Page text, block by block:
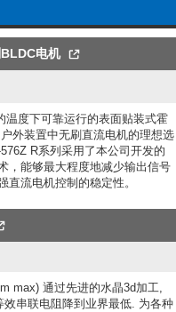
电机
温度下可靠运行的表面贴装式霍
外装置中无刷直流电机的理想选
R系列采用了本公司开发的
，能够最大程度地减少输出信号
直流电机控制的稳定性。
max) 通过先进的水晶3d加工,
串联电阻降到业界最低. 为各种